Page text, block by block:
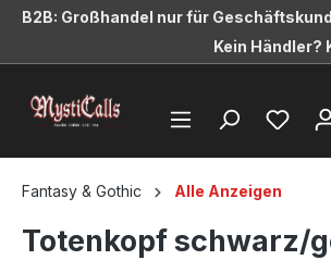
springen
B2B: Großhandel nur für
Kein Händler?
Fantasy & Gothic Alle Anzeigen
Totenkopf schwarz/